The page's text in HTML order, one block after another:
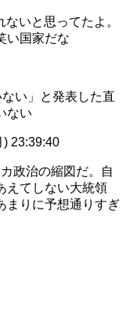
いと思ってたよ。
い国家だな
い」と発表した直
ない
) 23:39:40
政治の縮図だ。自
えてしない大統領
まりに予想通りすぎ